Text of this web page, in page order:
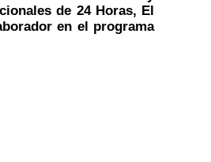
de 24 Horas, El
en el programa